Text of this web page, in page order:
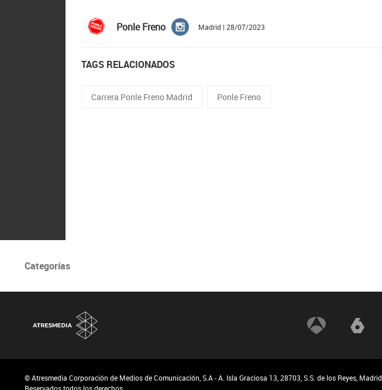
Ponle Freno Madrid | 28/07/2023
TAGS RELACIONADOS
Carrera Ponle Freno Madrid Ponle Freno
Categorías
© Atresmedia Corporación de Medios de Comunicación, S.A - A. Isla Graciosa 13, 28703, S.S. de los Reyes, Madrid.